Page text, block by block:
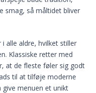
smag, så måltidet bliver
alle aldre, hvilket stiller
Klassiske retter med
at de fleste føler sig godt
til at tilføje moderne
menuen et unikt